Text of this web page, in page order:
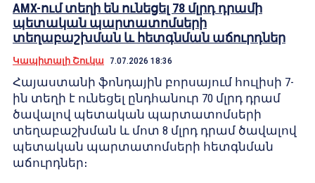
AMX-ում տեղի են ունեցել 78 մլրդ դրամի
պետական պարտատոմսերի
տեղաբաշխման և հետգնման աճուրդներ
Կապիտալի Շուկա 7.07.2026 18:36
Հայաստանի ֆոնդային բորսայում հուլիսի 7-
ին տեղի է ունեցել ընդհանուր 70 մլրդ դրամ
ծավալով պետական պարտատոմսերի
տեղաբաշխման և մոտ 8 մլրդ դրամ ծավալով
պետական պարտատոմսերի հետգնման
աճուրդներ։